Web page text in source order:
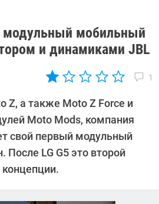
модульный мобильный
и динамиками JBL
1
Z, а также Moto Z Force и
Moto Mods, компания
свой первый модульный
LG G5 это второй